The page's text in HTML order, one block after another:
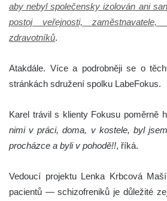
aby nebyl společensky izolován ani
postoj veřejnosti,
zdravotníků.
Atakdále. Více a podrobněji se o
stránkách sdružení spolku LabeFokus.
Karel trávil s klienty Fokusu poměrně
nimi v práci, doma, v kostele, byl
procházce a byli v pohodě!!, říká.
Vedoucí projektu Lenka Krbcová
pacientů — schizofreniků je důležité